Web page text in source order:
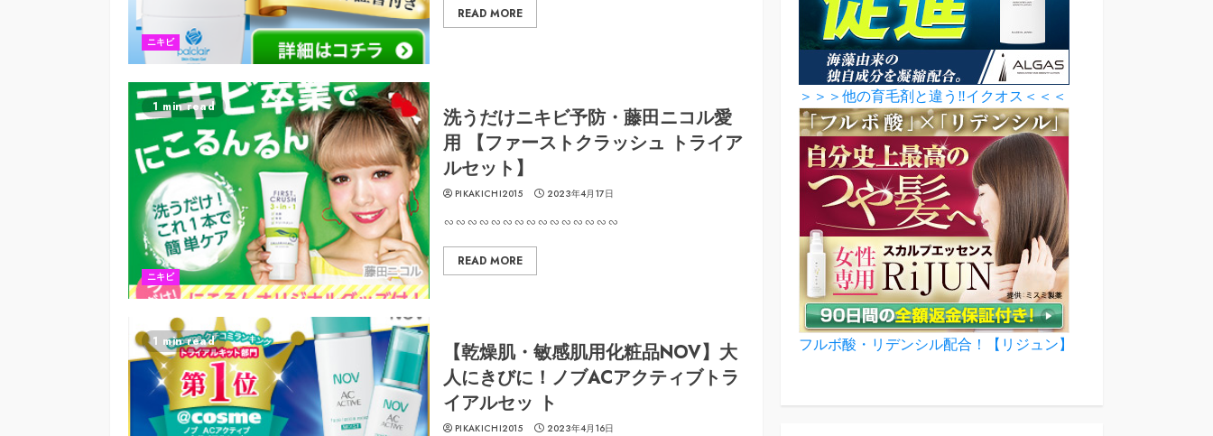
ニキビ
READ MORE
1 min read
ニキビ
洗うだけニキビ予防・藤田ニコル愛
用 【ファーストクラッシュ トライア
ルセット】
PIKAKICHI2015 2023年4月17日
∽∽∽∽∽∽∽∽∽∽∽∽∽∽∽
READ MORE
1 min read
【乾燥肌・敏感肌用化粧品NOV】大
人にきびに！ノブACアクティブトラ
イアルセッ ト
PIKAKICHI2015 2023年4月16日
＞＞＞他の育毛剤と違う‼イクオス＜＜＜
フルボ酸・リデンシル配合！【リジュン】